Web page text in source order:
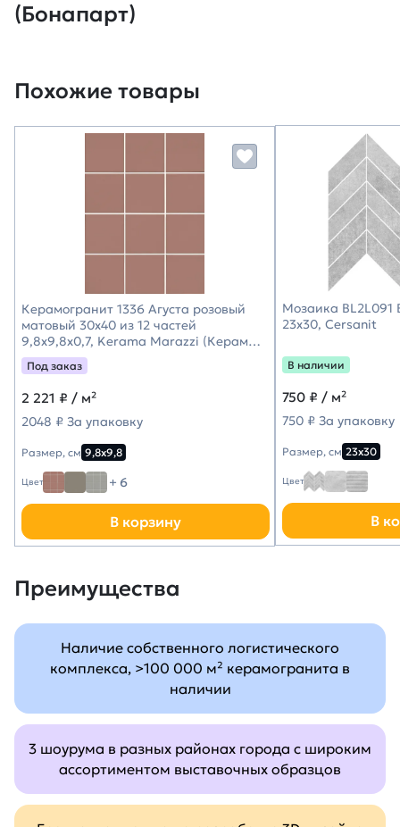
(Бонапарт)
Похожие товары
Керамогранит 1336 Агуста розовый
матовый 30x40 из 12 частей
9,8x9,8x0,7, Kerama Marazzi (Керама
Марацци)
Под заказ
2 221 ₽ / м²
2048 ₽ За упаковку
Размер, см 9,8х9,8
Цвет + 6
В корзину
Мозаика BL2L091
23х30, Cersanit
В наличии
750 ₽ / м²
750 ₽ За упаковку
Размер, см 23х30
Цвет
В
Преимущества
Наличие собственного логистического
комплекса, >100 000 м² керамогранита в
наличии
3 шоурума в разных районах города с широким
ассортиментом выставочных образцов